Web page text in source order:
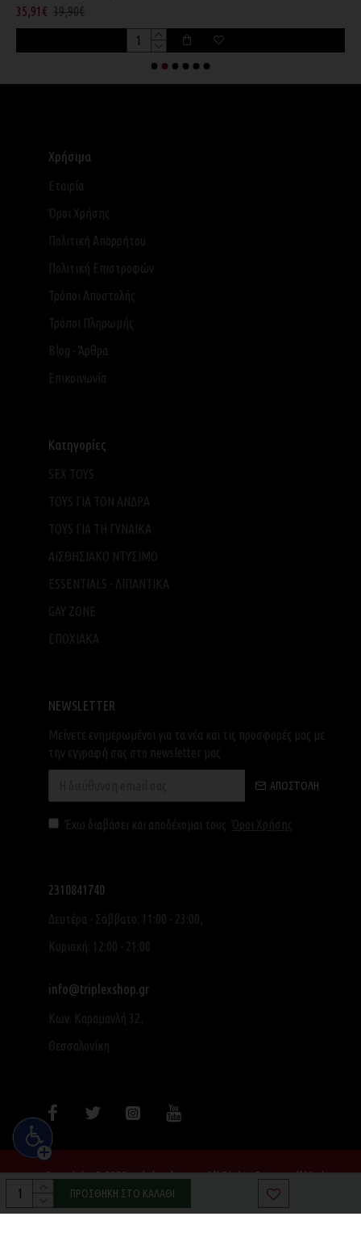
ΠΡΟΣΘΉΚΗ ΣΤΟ ΚΑΛΆΘΙ
35,91€ 39,90€
Χρήσιμα
Εταιρία
Όροι Χρήσης
Πολιτική Απορρήτου
Πολιτική Επιστροφών
Τρόποι Αποστολής
Τρόποι Πληρωμής
Blog - Άρθρα
Επικοινωνία
Κατηγορίες
SEX TOYS
TOYS ΓΙΑ ΤΟΝ ΑΝΔΡΑ
TOYS ΓΙΑ ΤH ΓΥΝΑΙΚΑ
ΑΙΣΘΗΣΙΑΚΟ ΝΤΥΣΙΜΟ
ESSENTIALS - ΛΙΠΑΝΤΙΚΑ
GAY ZONE
ΕΠΟΧΙΑΚΑ
NEWSLETTER
Μείνετε ενημερωμένοι για τα νέα και τις προσφορές μας με
την εγγραφή σας στο newsletter μας
ΑΠΟΣΤΟΛΉ
Έχω διαβάσει και αποδέχομαι τους Όροι Χρήσης
2310841740
Δευτέρα - Σάββατο: 11:00 - 23:00,
Κυριακή: 12:00 - 21:00
info@triplexshop.gr
Κων. Καραμανλή 32,
Θεσσαλονίκη
Copyright © 2022, triplexshop.gr, All Rights Reserved|Made
with ❤ by SocialME